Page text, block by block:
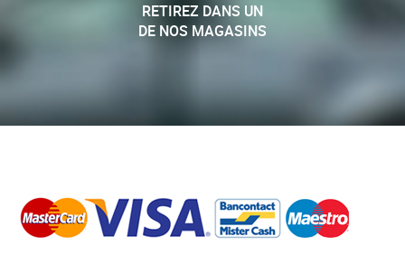
RETIREZ DANS UN
DE NOS MAGASINS